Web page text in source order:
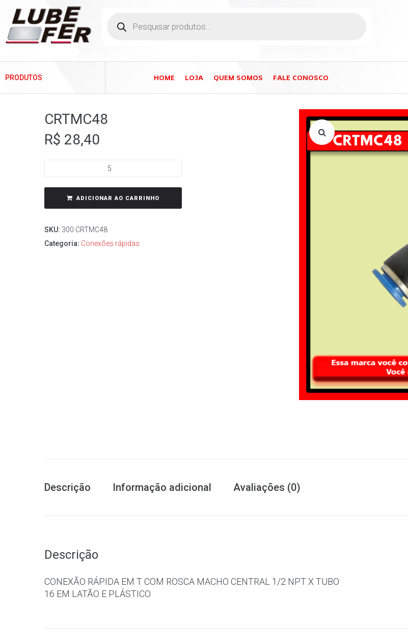
PRODUTOS HOME LOJA QUEM SOMOS FALE CONOSCO
CRTMC48
R$ 28,40
ADICIONAR AO CARRINHO
SKU: 300.CRTMC48
Categoria: Conexões rápidas
Descrição Informação adicional Avaliações (0)
Descrição
CONEXÃO RÁPIDA EM T COM ROSCA MACHO CENTRAL 1/2 NPT X TUBO
16 EM LATÃO E PLÁSTICO